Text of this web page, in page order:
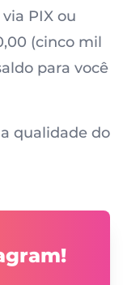
PIX ou
(cinco mil
para você
qualidade do